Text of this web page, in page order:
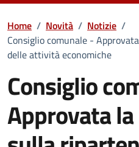
Home / Novità / Notizie /
Consiglio comunale -
delle attività economiche
Consiglio
Approvata